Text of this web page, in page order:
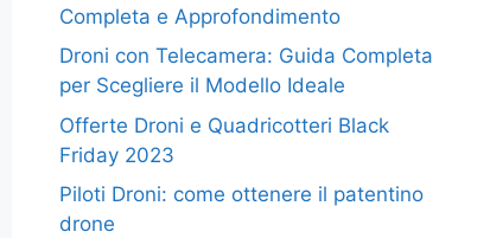
Completa e Approfondimento
Droni con Telecamera: Guida Completa
per Scegliere il Modello Ideale
Offerte Droni e Quadricotteri Black
Friday 2023
Piloti Droni: come ottenere il patentino
drone